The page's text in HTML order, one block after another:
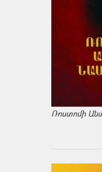
Ռոստոմի